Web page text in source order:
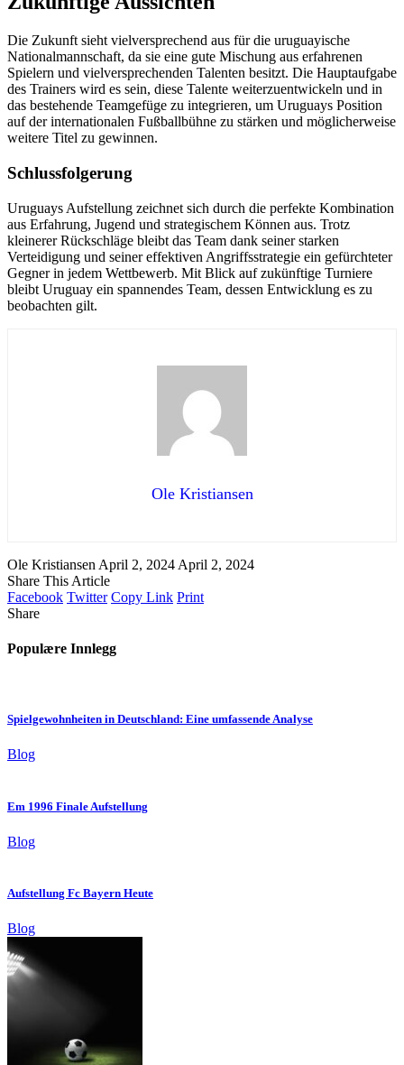
Die Zukunft sieht vielversprechend aus für die uruguayische
Nationalmannschaft, da sie eine gute Mischung aus erfahrenen
Spielern und vielversprechenden Talenten besitzt. Die Hauptaufgabe
des Trainers wird es sein, diese Talente weiterzuentwickeln und in
das bestehende Teamgefüge zu integrieren, um Uruguays Position
auf der internationalen Fußballbühne zu stärken und möglicherweise
weitere Titel zu gewinnen.
Schlussfolgerung
Uruguays Aufstellung zeichnet sich durch die perfekte Kombination
aus Erfahrung, Jugend und strategischem Können aus. Trotz
kleinerer Rückschläge bleibt das Team dank seiner starken
Verteidigung und seiner effektiven Angriffsstrategie ein gefürchteter
Gegner in jedem Wettbewerb. Mit Blick auf zukünftige Turniere
bleibt Uruguay ein spannendes Team, dessen Entwicklung es zu
beobachten gilt.
Ole Kristiansen
Ole Kristiansen April 2, 2024 April 2, 2024
Share This Article
Facebook Twitter Copy Link Print
Share
Populære Innlegg
Spielgewohnheiten in Deutschland: Eine umfassende Analyse
Blog
Em 1996 Finale Aufstellung
Blog
Aufstellung Fc Bayern Heute
Blog